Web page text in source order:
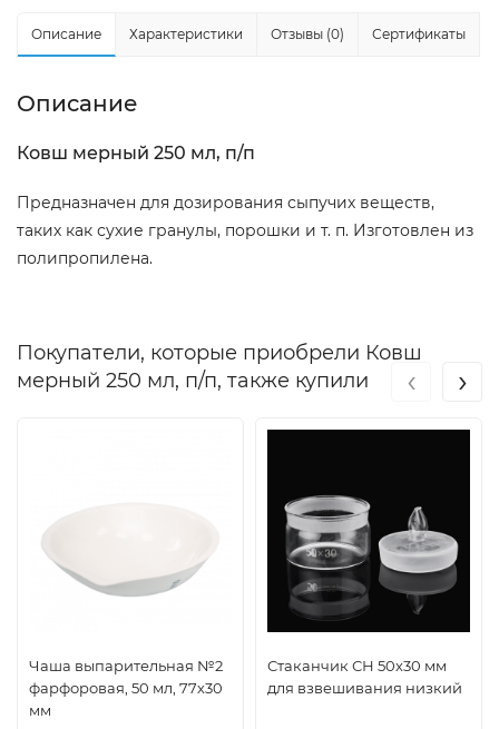
Описание Характеристики Отзывы (0) Сертификаты
Описание
Ковш мерный 250 мл, п/п
Предназначен для дозирования сыпучих веществ,
таких как сухие гранулы, порошки и т. п. Изготовлен из
полипропилена.
Покупатели, которые приобрели Ковш
мерный 250 мл, п/п, также купили
Чаша выпарительная №2
фарфоровая, 50 мл, 77х30
мм
Стаканчик СН 50х30 мм
для взвешивания низкий
‹ ›